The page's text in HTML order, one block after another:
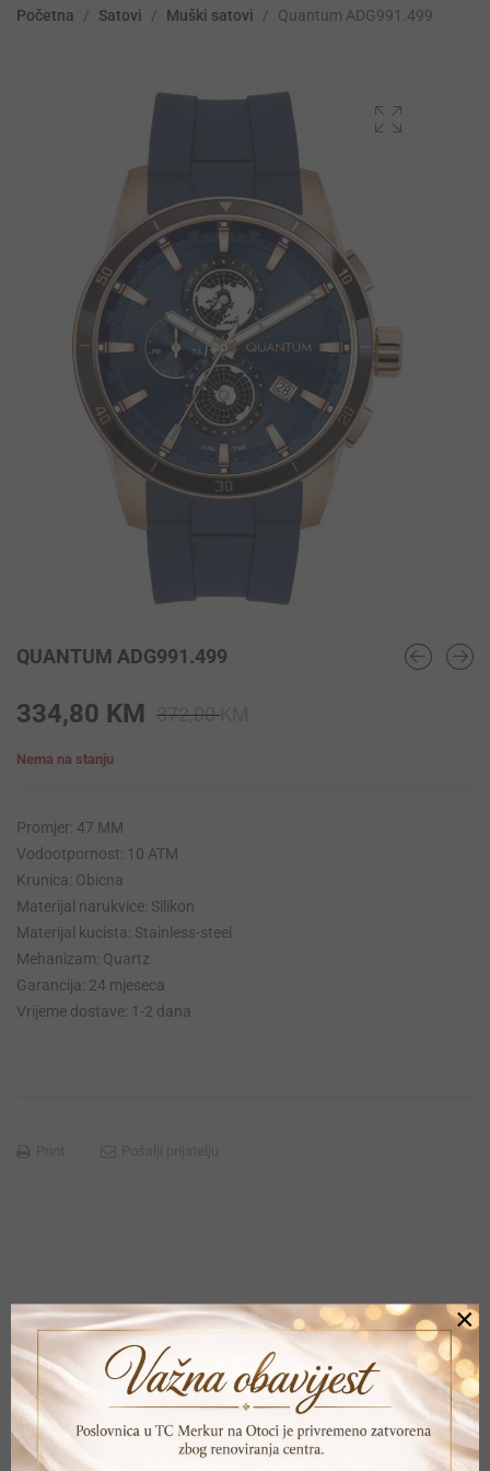
Početna / Satovi / Muški satovi / Quantum ADG991.499
QUANTUM ADG991.499
372,00
334,80 KM
Nema na stanju
Promjer: 47 MM
Vodootpornost: 10 ATM
Krunica: Obicna
Materijal narukvice: Silikon
Materijal kucista: Stainless-steel
Mehanizam: Quartz
Garancija: 24 mjeseca
Vrijeme dostave: 1-2 dana
POVEZANI PROIZVODI ×